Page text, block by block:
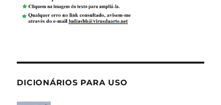
DICIONÁRIOS PARA USO